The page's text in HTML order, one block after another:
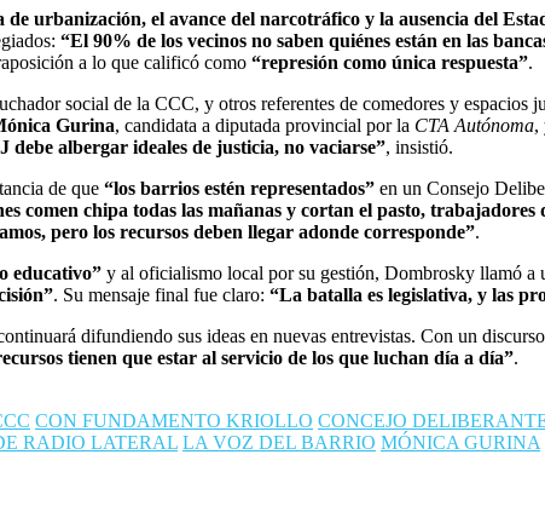
urbanización, el avance del narcotráfico y la ausencia del
“El 90% de los vecinos no saben quiénes están en las
a lo que calificó como “represión como única respuesta”.
social de la CCC, y otros referentes de comedores y espacios
Gurina, candidata a diputada provincial por la CTA Autónoma,
debe albergar ideales de justicia, no vaciarse”, insistió.
de que “los barrios estén representados” en un Consejo
comen chipa todas las mañanas y cortan el pasto, trabajadores
pero los recursos deben llegar adonde corresponde”.
educativo” y al oficialismo local por su gestión, Dombrosky llamó a
. Su mensaje final fue claro: “La batalla es legislativa, y las
difundiendo sus ideas en nuevas entrevistas. Con un
tienen que estar al servicio de los que luchan día a día”.
CON FUNDAMENTO KRIOLLO CONCEJO
RADIO LATERAL LA VOZ DEL BARRIO MÓNICA GURINA